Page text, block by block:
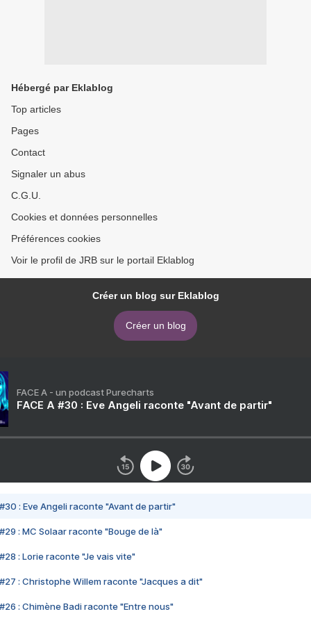
Hébergé par Eklablog
Top articles
Pages
Contact
Signaler un abus
C.G.U.
Cookies et données personnelles
Préférences cookies
Voir le profil de JRB sur le portail Eklablog
Créer un blog sur Eklablog
Créer un blog
FACE A - un podcast Purecharts
FACE A #30 : Eve Angeli raconte "Avant de partir"
#30 : Eve Angeli raconte "Avant de partir"
#29 : MC Solaar raconte "Bouge de là"
#28 : Lorie raconte "Je vais vite"
#27 : Christophe Willem raconte "Jacques a dit"
#26 : Chimène Badi raconte "Entre nous"